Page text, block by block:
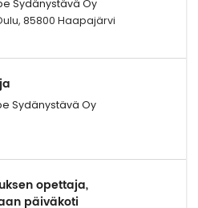
Sydänystävä Oy
85800 Haapajärvi
Sydänystävä Oy
opettaja,
päiväkoti